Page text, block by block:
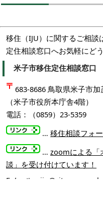
移住（IJU）に関するご相談
定住相談窓口へお気軽にどう
米子市移住定住相談窓口
683-8686 鳥取県米子市
（米子市役所本庁舎4階）
電話：（0859）23-5359
… 移住相談フォ
… zoomによる「
談」を受け付けています！
Eメール：